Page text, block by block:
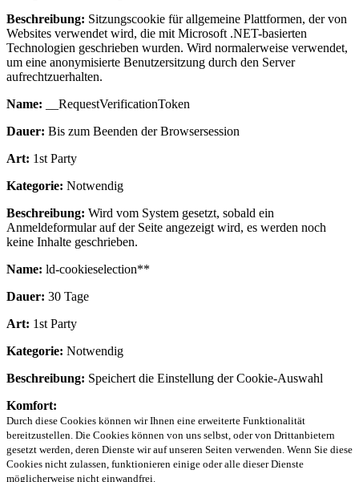
Beschreibung: Sitzungscookie für allgemeine Plattformen, der von
Websites verwendet wird, die mit Microsoft .NET-basierten
Technologien geschrieben wurden. Wird normalerweise verwendet,
um eine anonymisierte Benutzersitzung durch den Server
aufrechtzuerhalten.
Name: __RequestVerificationToken
Dauer: Bis zum Beenden der Browsersession
Art: 1st Party
Kategorie: Notwendig
Beschreibung: Wird vom System gesetzt, sobald ein
Anmeldeformular auf der Seite angezeigt wird, es werden noch
keine Inhalte geschrieben.
Name: ld-cookieselection**
Dauer: 30 Tage
Art: 1st Party
Kategorie: Notwendig
Beschreibung: Speichert die Einstellung der Cookie-Auswahl
Komfort:
Durch diese Cookies können wir Ihnen eine erweiterte Funktionalität
bereitzustellen. Die Cookies können von uns selbst, oder von Drittanbietern
gesetzt werden, deren Dienste wir auf unseren Seiten verwenden. Wenn Sie diese
Cookies nicht zulassen, funktionieren einige oder alle dieser Dienste
möglicherweise nicht einwandfrei.